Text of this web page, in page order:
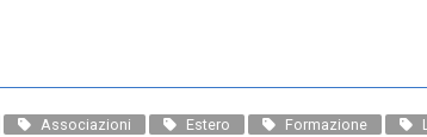
Associazioni Estero Formazione